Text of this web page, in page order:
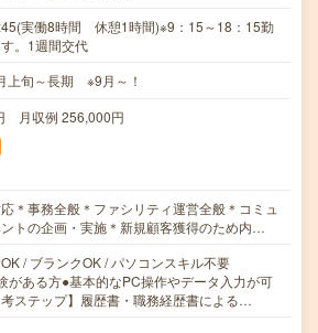
実働8時間 休憩1時間)※9：15～18：15勤
。1週間交代
上旬～長期 ※9月～！
月収例 256,000円
＊事務全般＊ファシリティ運営全般＊コミュ
トの企画・実施＊新規顧客獲得のため内…
/ ブランクOK / パソコンスキル不要
がある方●基本的なPC操作やデータ入力が可
ステップ】履歴書・職務経歴書による…